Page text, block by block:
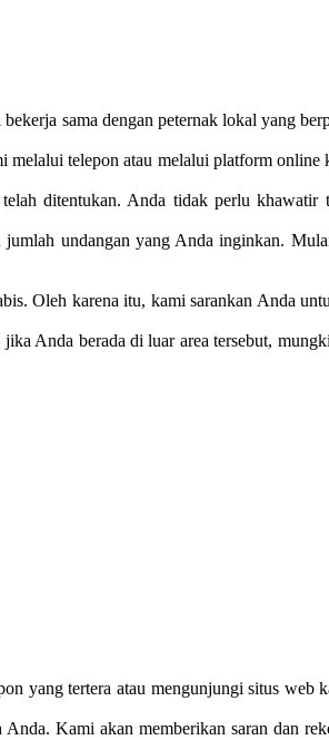
sama dengan peternak lokal yang
telepon atau melalui platform online
ditentukan. Anda tidak perlu khawatir
undangan yang Anda inginkan.
Oleh karena itu, kami sarankan Anda
Anda berada di luar area tersebut,
yang tertera atau mengunjungi situs web
Kami akan memberikan saran dan